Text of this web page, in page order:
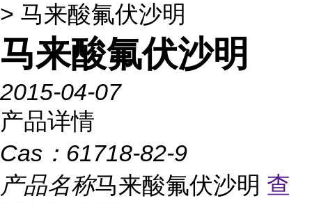
> 马来酸氟伏沙明
马来酸氟伏沙明
2015-04-07
产品详情
Cas： 61718-82-9
产品名称马来酸氟伏沙明 查